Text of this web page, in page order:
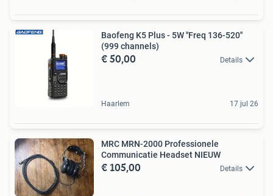
Baofeng K5 Plus - 5W ''Freq 136-520''
(999 channels)
€ 50,00 Details
Haarlem 17 jul 26
MRC MRN-2000 Professionele
Communicatie Headset NIEUW
€ 105,00 Details